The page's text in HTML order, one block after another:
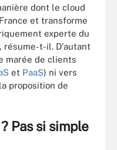
dont le cloud
et transforme
experte du
résume-t-il. D'autant
marée de clients
et PaaS) ni vers
proposition de
Pas si simple